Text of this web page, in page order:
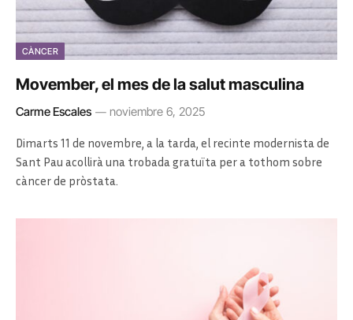
CÀNCER
Movember, el mes de la salut masculina
Carme Escales noviembre 6, 2025
Dimarts 11 de novembre, a la tarda, el recinte modernista de
Sant Pau acollirà una trobada gratuïta per a tothom sobre
càncer de pròstata.